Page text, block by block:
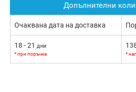
Допълнителни
Очаквана дата на доставка
18 - 21 дни
* при поръчка *